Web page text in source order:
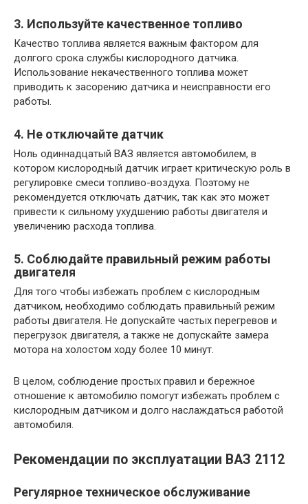
3. Используйте качественное топливо
Качество топлива является важным фактором для
долгого срока службы кислородного датчика.
Использование некачественного топлива может
приводить к засорению датчика и неисправности его
работы.
4. Не отключайте датчик
Ноль одиннадцатый ВАЗ является автомобилем, в
котором кислородный датчик играет критическую роль в
регулировке смеси топливо-воздуха. Поэтому не
рекомендуется отключать датчик, так как это может
привести к сильному ухудшению работы двигателя и
увеличению расхода топлива.
5. Соблюдайте правильный режим работы
двигателя
Для того чтобы избежать проблем с кислородным
датчиком, необходимо соблюдать правильный режим
работы двигателя. Не допускайте частых перегревов и
перегрузок двигателя, а также не допускайте замера
мотора на холостом ходу более 10 минут.
В целом, соблюдение простых правил и бережное
отношение к автомобилю помогут избежать проблем с
кислородным датчиком и долго наслаждаться работой
автомобиля.
Рекомендации по эксплуатации ВАЗ 2112
Регулярное техническое обслуживание